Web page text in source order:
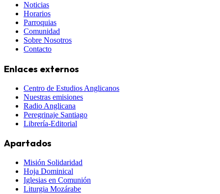
Noticias
Horarios
Parroquias
Comunidad
Sobre Nosotros
Contacto
Enlaces externos
Centro de Estudios Anglicanos
Nuestras emisiones
Radio Anglicana
Peregrinaje Santiago
Librería-Editorial
Apartados
Misión Solidaridad
Hoja Dominical
Iglesias en Comunión
Liturgia Mozárabe